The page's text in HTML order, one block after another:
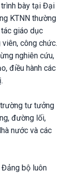
bày tại Đại
KTNN thường
giáo dục
công chức.
nghiên cứu,
điều hành các
tư tưởng
đường lối,
nước và các
bộ luôn